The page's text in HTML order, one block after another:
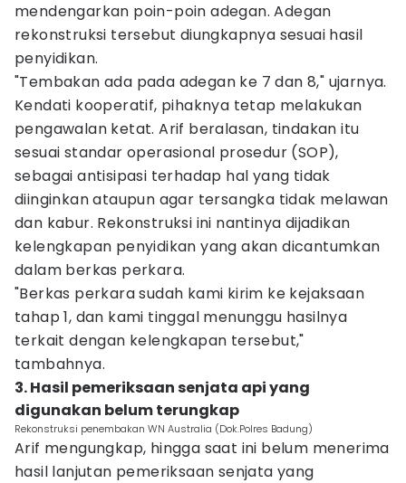
mendengarkan poin-poin adegan. Adegan
rekonstruksi tersebut diungkapnya sesuai hasil
penyidikan.
"Tembakan ada pada adegan ke 7 dan 8," ujarnya.
Kendati kooperatif, pihaknya tetap melakukan
pengawalan ketat. Arif beralasan, tindakan itu
sesuai standar operasional prosedur (SOP),
sebagai antisipasi terhadap hal yang tidak
diinginkan ataupun agar tersangka tidak melawan
dan kabur. Rekonstruksi ini nantinya dijadikan
kelengkapan penyidikan yang akan dicantumkan
dalam berkas perkara.
"Berkas perkara sudah kami kirim ke kejaksaan
tahap 1, dan kami tinggal menunggu hasilnya
terkait dengan kelengkapan tersebut,"
tambahnya.
3. Hasil pemeriksaan senjata api yang
digunakan belum terungkap
Rekonstruksi penembakan WN Australia (Dok.Polres Badung)
Arif mengungkap, hingga saat ini belum menerima
hasil lanjutan pemeriksaan senjata yang